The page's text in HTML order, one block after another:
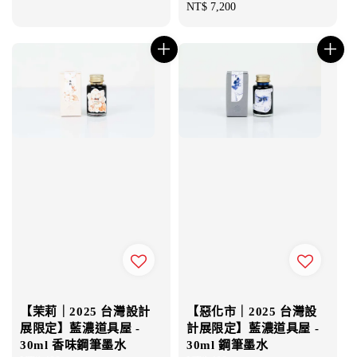
Regular
NT$ 7,200
【茉莉｜2025 台灣設計
展限定】藍濃道具屋 -
30ml 香味鋼筆墨水
【惡化市｜2025 台灣設
計展限定】藍濃道具屋 -
30ml 鋼筆墨水